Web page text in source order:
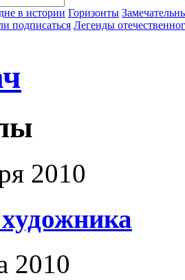
в истории Горизонты
подписаться Легенды
2010
2010